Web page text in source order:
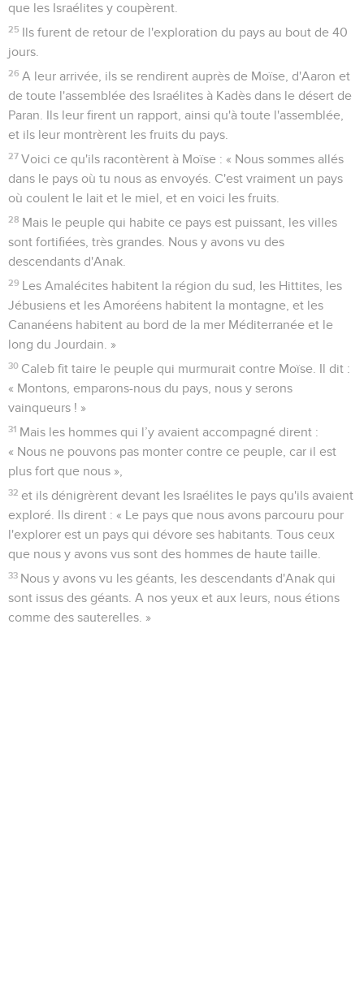
que les Israélites y coupèrent.
25 Ils furent de retour de l'exploration du pays au bout de 40
jours.
26 A leur arrivée, ils se rendirent auprès de Moïse, d'Aaron et
de toute l'assemblée des Israélites à Kadès dans le désert de
Paran. Ils leur firent un rapport, ainsi qu'à toute l'assemblée,
et ils leur montrèrent les fruits du pays.
27 Voici ce qu'ils racontèrent à Moïse : « Nous sommes allés
dans le pays où tu nous as envoyés. C'est vraiment un pays
où coulent le lait et le miel, et en voici les fruits.
28 Mais le peuple qui habite ce pays est puissant, les villes
sont fortifiées, très grandes. Nous y avons vu des
descendants d'Anak.
29 Les Amalécites habitent la région du sud, les Hittites, les
Jébusiens et les Amoréens habitent la montagne, et les
Cananéens habitent au bord de la mer Méditerranée et le
long du Jourdain. »
30 Caleb fit taire le peuple qui murmurait contre Moïse. Il dit :
« Montons, emparons-nous du pays, nous y serons
vainqueurs ! »
31 Mais les hommes qui l’y avaient accompagné dirent :
« Nous ne pouvons pas monter contre ce peuple, car il est
plus fort que nous »,
32 et ils dénigrèrent devant les Israélites le pays qu'ils avaient
exploré. Ils dirent : « Le pays que nous avons parcouru pour
l'explorer est un pays qui dévore ses habitants. Tous ceux
que nous y avons vus sont des hommes de haute taille.
33 Nous y avons vu les géants, les descendants d'Anak qui
sont issus des géants. A nos yeux et aux leurs, nous étions
comme des sauterelles. »